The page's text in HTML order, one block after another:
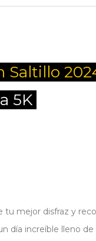
Saltillo
5K
tu mejor disfraz y
día increíble lleno de